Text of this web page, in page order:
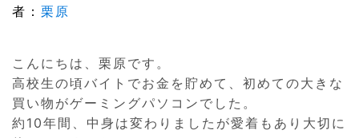
者： 栗原
こんにちは、栗原です。
高校生の頃バイトでお金を貯めて、初めての大きな
買い物がゲーミングパソコンでした。
約10年間、中身は変わりましたが愛着もあり大切に